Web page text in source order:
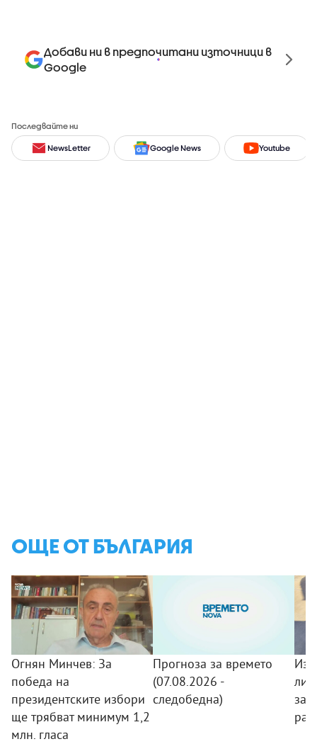
Добави ни в предпочитани източници в
Google
Последвайте ни
NewsLetter Google News Youtube
ОЩЕ ОТ БЪЛГАРИЯ
Огнян Минчев: За
победа на
президентските избори
ще трябват минимум 1,2
млн. гласа
Прогноза за времето
(07.08.2026 -
следобедна)